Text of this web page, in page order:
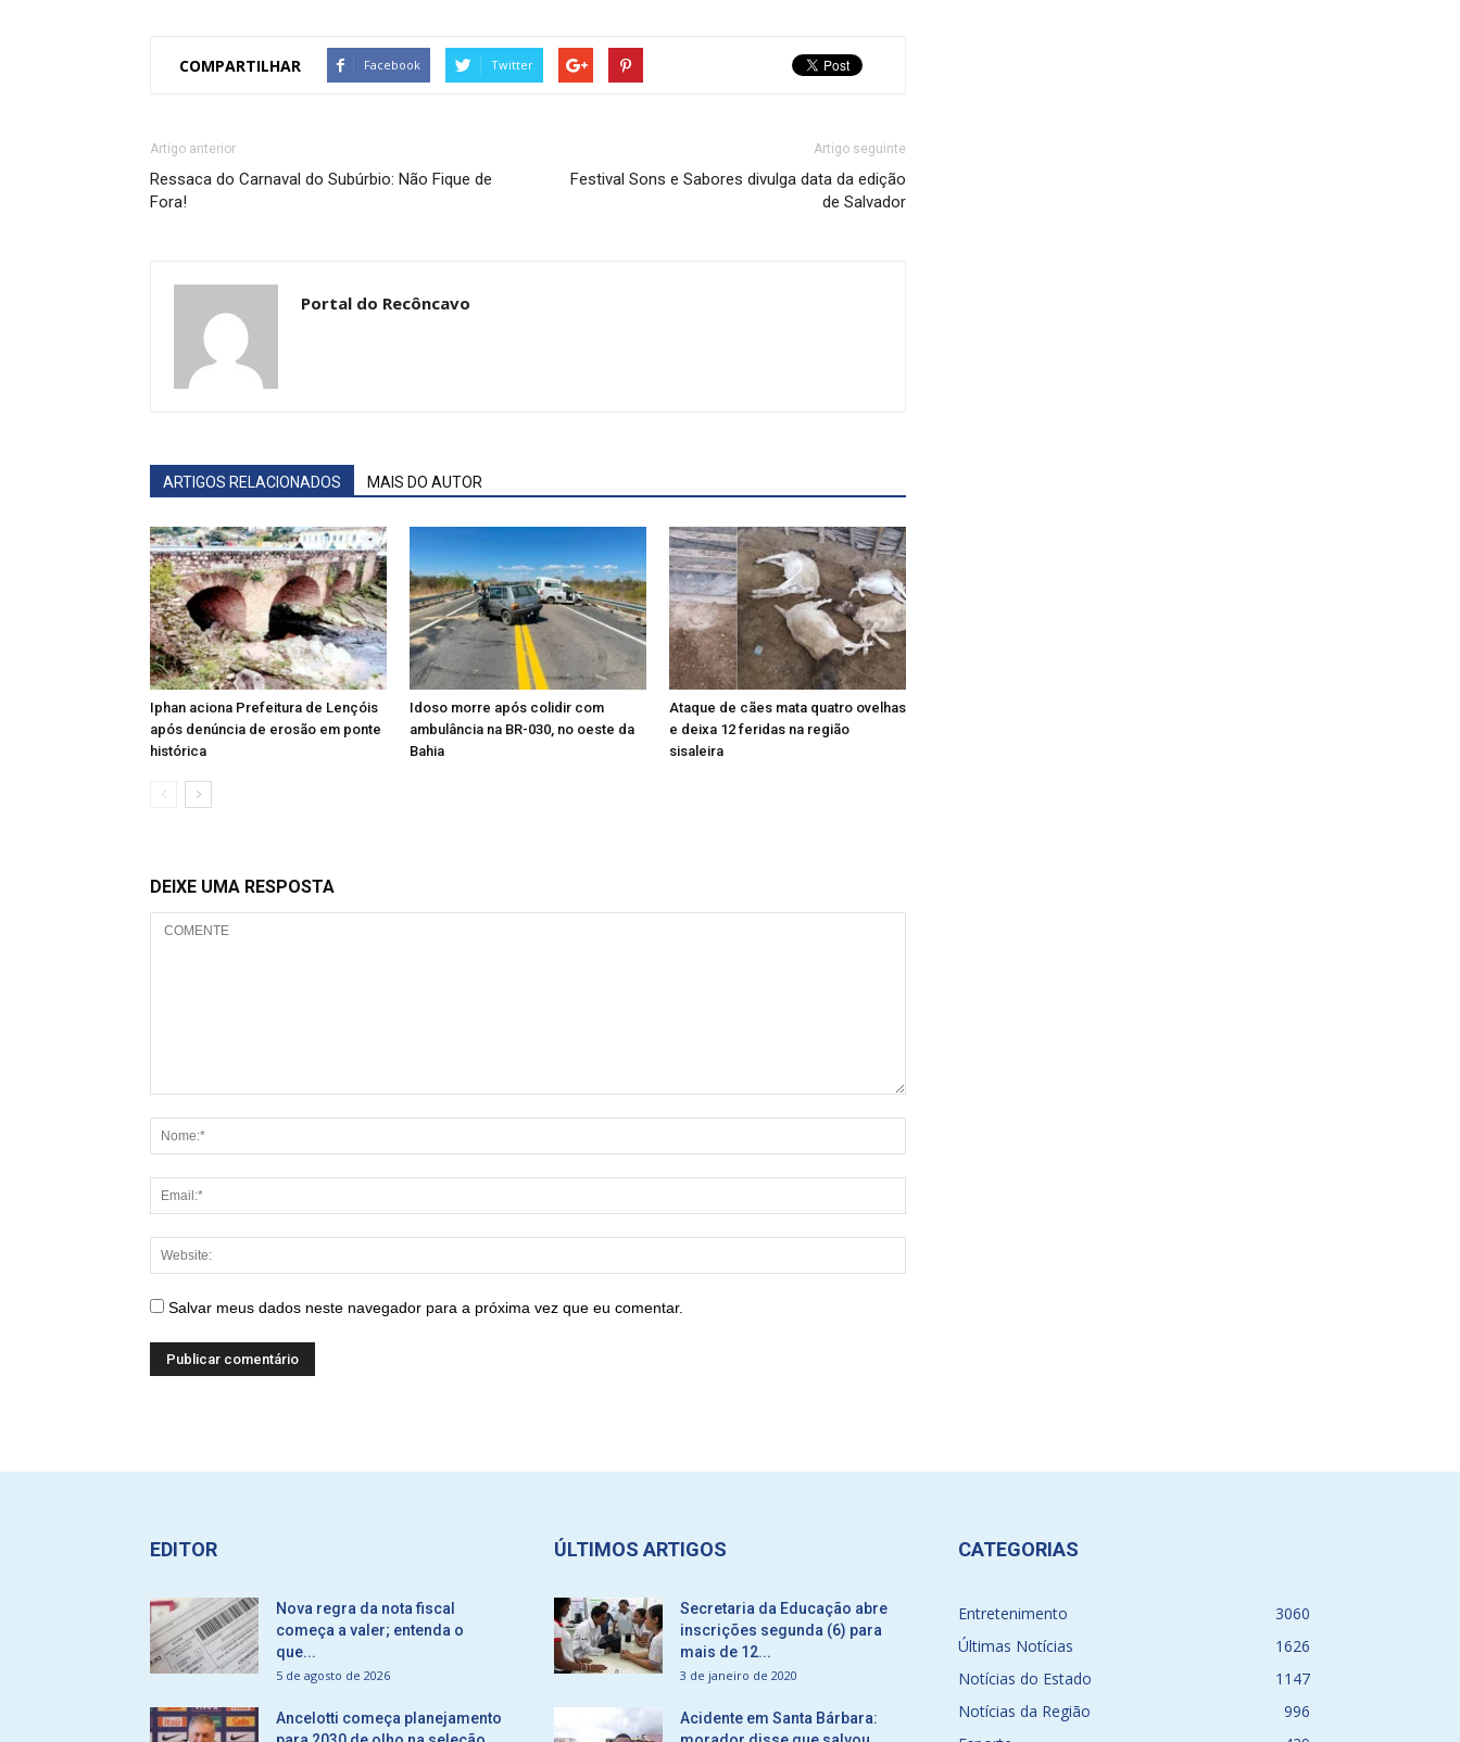
COMPARTILHAR Facebook Twitter
Artigo anterior
Ressaca do Carnaval do Subúrbio: Não Fique de
Fora!
Artigo seguinte
Festival Sons e Sabores divulga data da edição
de Salvador
Portal do Recôncavo
ARTIGOS RELACIONADOS MAIS DO AUTOR
Iphan aciona Prefeitura de Lençóis
após denúncia de erosão em ponte
histórica
Idoso morre após colidir com
ambulância na BR-030, no oeste da
Bahia
Ataque de cães mata quatro ovelhas
e deixa 12 feridas na região
sisaleira
DEIXE UMA RESPOSTA
Salvar meus dados neste navegador para a próxima vez que eu comentar.
EDITOR
Nova regra da nota fiscal
começa a valer; entenda o
que...
5 de agosto de 2026
Ancelotti começa planejamento
ÚLTIMOS ARTIGOS
Secretaria da Educação abre
inscrições segunda (6) para
mais de 12...
3 de janeiro de 2020
Acidente em Santa Bárbara:
CATEGORIAS
Entretenimento
3060
Últimas Notícias
1626
Notícias do Estado
1147
Notícias da Região
996